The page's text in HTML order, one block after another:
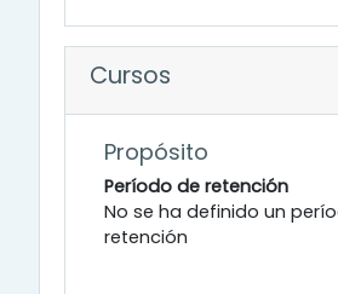
Cursos
Propósito
Período de retención
No se ha definido un
retención